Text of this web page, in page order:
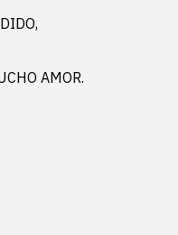
AMOR.